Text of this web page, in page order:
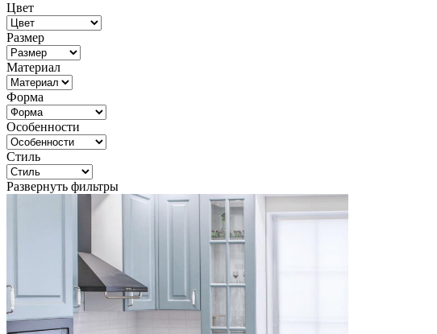
Цвет
Размер
Материал
Форма
Особенности
Стиль
Развернуть фильтры